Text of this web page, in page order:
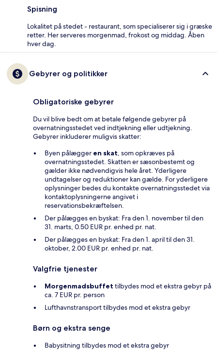
Spisning
Lokalitet på stedet - restaurant, som specialiserer sig i græske
retter. Her serveres morgenmad, frokost og middag. Åben
hver dag.
Gebyrer og politikker
Obligatoriske gebyrer
Du vil blive bedt om at betale følgende gebyrer på
overnatningsstedet ved indtjekning eller udtjekning.
Gebyrer inkluderer muligvis skatter:
Byen pålægger en skat, som opkræves på
overnatningsstedet. Skatten er sæsonbestemt og
gælder ikke nødvendigvis hele året. Yderligere
undtagelser og reduktioner kan gælde. For yderligere
oplysninger bedes du kontakte overnatningsstedet via
kontaktoplysningerne angivet i
reservationsbekræftelsen.
Der pålægges en byskat: Fra den 1. november til den
31. marts, 0.50 EUR pr. enhed pr. nat.
Der pålægges en byskat: Fra den 1. april til den 31.
oktober, 2.00 EUR pr. enhed pr. nat.
Valgfrie tjenester
Morgenmadsbuffet tilbydes mod et ekstra gebyr på
ca. 7 EUR pr. person
Lufthavnstransport tilbydes mod et ekstra gebyr
Børn og ekstra senge
Babysitning tilbydes mod et ekstra gebyr